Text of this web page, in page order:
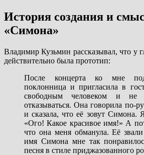
История создания и
«Симона»
Владимир Кузьмин рассказывал, что у
действительно была прототип:
После концерта ко мне
поклонница и пригласила в
свободным человеком и не
отказываться. Она говорила по-
и сказала, что её зовут Симона.
«Ого! Какое красивое имя!» А
что она меня обманула. Её
имя Симона мне так
песня в стиле приджазованного